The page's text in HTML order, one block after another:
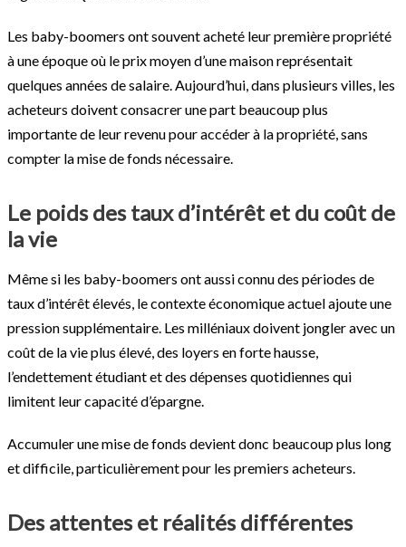
Les baby-boomers ont souvent acheté leur première propriété
à une époque où le prix moyen d’une maison représentait
quelques années de salaire. Aujourd’hui, dans plusieurs villes, les
acheteurs doivent consacrer une part beaucoup plus
importante de leur revenu pour accéder à la propriété, sans
compter la mise de fonds nécessaire.
Le poids des taux d’intérêt et du coût de
la vie
Même si les baby-boomers ont aussi connu des périodes de
taux d’intérêt élevés, le contexte économique actuel ajoute une
pression supplémentaire. Les milléniaux doivent jongler avec un
coût de la vie plus élevé, des loyers en forte hausse,
l’endettement étudiant et des dépenses quotidiennes qui
limitent leur capacité d’épargne.
Accumuler une mise de fonds devient donc beaucoup plus long
et difficile, particulièrement pour les premiers acheteurs.
Des attentes et réalités différentes